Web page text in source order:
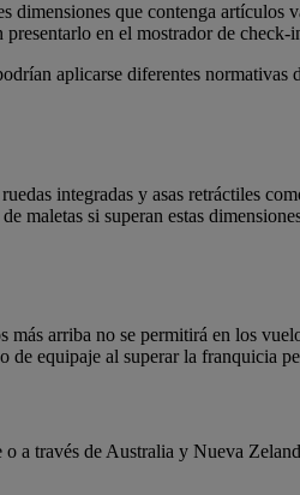
dimensiones que contenga
en el mostrador de
aplicarse diferentes normativas
integradas y asas retráctiles
maletas si superan estas
arriba no se permitirá en los
de equipaje al superar la franquicia
a través de Australia y Nueva